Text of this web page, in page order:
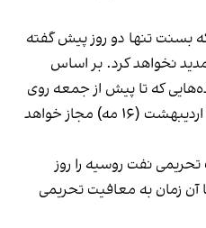
بسنت تنها دو روز پیش گفته
نخواهد کرد. بر اساس
که تا پیش از جمعه روی
کشتی‌ها بارگیری شده‌اند، تا ۲۶ اردیبهشت (۱۶ مه) مجاز خواهد
تحریمی نفت روسیه را روز
اما آن زمان به معافیت تحریمی